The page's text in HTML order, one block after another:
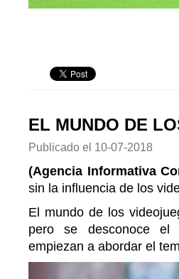
EL MUNDO DE
Publicado el 10-07-2018
(Agencia Informativa
sin la influencia de los
El mundo de los
pero se desconoce el
empiezan a abordar el